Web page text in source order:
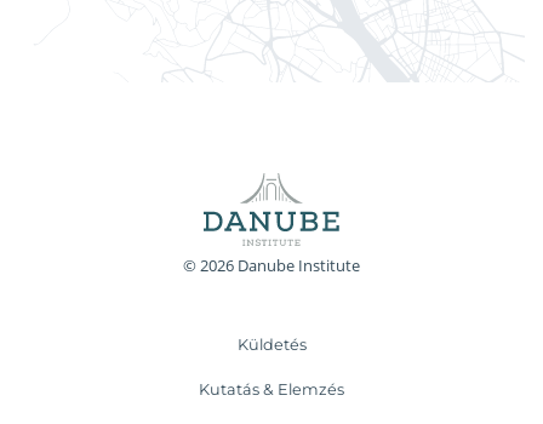
© 2026 Danube Institute
Küldetés
Kutatás & Elemzés